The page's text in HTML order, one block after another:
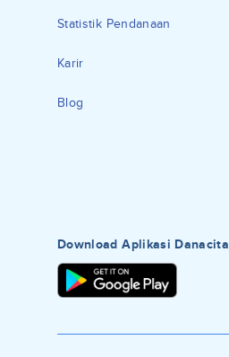
Statistik Pendanaan
Karir
Blog
Download Aplikasi Danacita